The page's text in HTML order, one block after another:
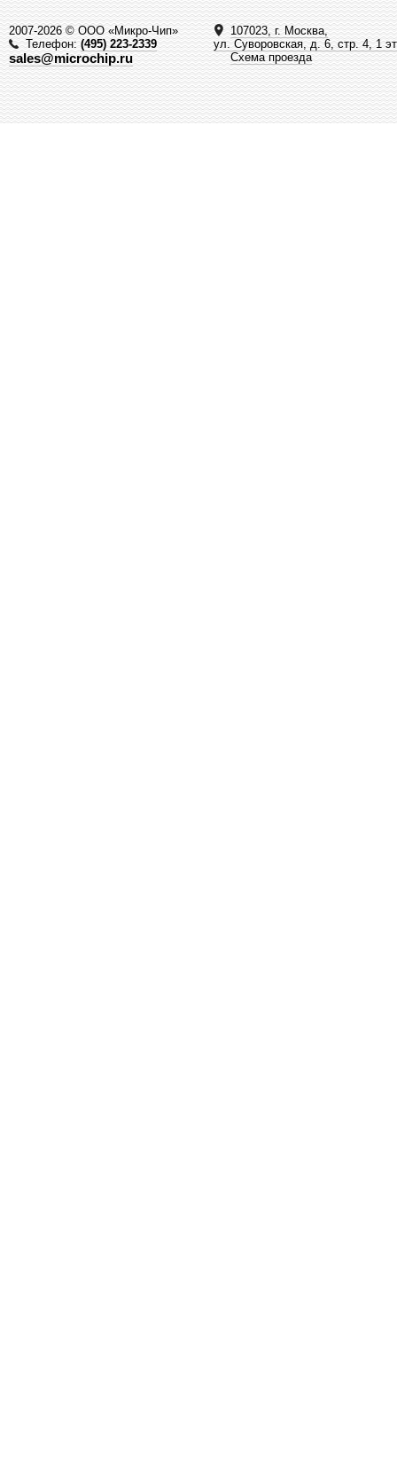
2007-2026 © ООО «Микро-Чип»
Телефон:(495) 223-2339
sales@microchip.ru
107023, г. Москва,
ул. Суворовская, д. 6, стр. 4, 1
Схема проезда